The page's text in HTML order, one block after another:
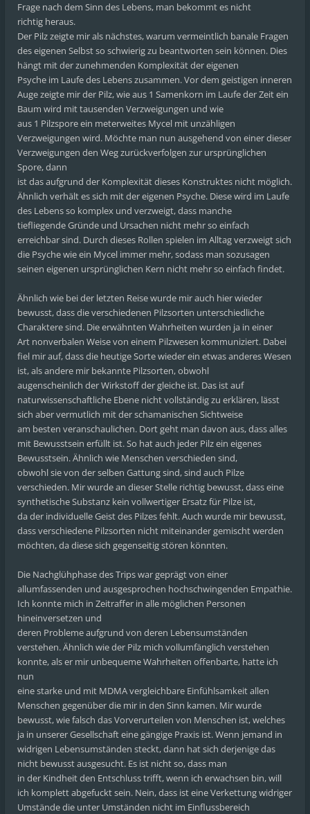
Frage nach dem Sinn des Lebens, man bekommt es nicht
richtig heraus.
Der Pilz zeigte mir als nächstes, warum vermeintlich banale Fragen
des eigenen Selbst so schwierig zu beantworten sein können. Dies
hängt mit der zunehmenden Komplexität der eigenen
Psyche im Laufe des Lebens zusammen. Vor dem geistigen inneren
Auge zeigte mir der Pilz, wie aus 1 Samenkorn im Laufe der Zeit ein
Baum wird mit tausenden Verzweigungen und wie
aus 1 Pilzspore ein meterweites Mycel mit unzähligen
Verzweigungen wird. Möchte man nun ausgehend von einer dieser
Verzweigungen den Weg zurückverfolgen zur ursprünglichen
Spore, dann
ist das aufgrund der Komplexität dieses Konstruktes nicht möglich.
Ähnlich verhält es sich mit der eigenen Psyche. Diese wird im Laufe
des Lebens so komplex und verzweigt, dass manche
tiefliegende Gründe und Ursachen nicht mehr so einfach
erreichbar sind. Durch dieses Rollen spielen im Alltag verzweigt sich
die Psyche wie ein Mycel immer mehr, sodass man sozusagen
seinen eigenen ursprünglichen Kern nicht mehr so einfach findet.
Ähnlich wie bei der letzten Reise wurde mir auch hier wieder
bewusst, dass die verschiedenen Pilzsorten unterschiedliche
Charaktere sind. Die erwähnten Wahrheiten wurden ja in einer
Art nonverbalen Weise von einem Pilzwesen kommuniziert. Dabei
fiel mir auf, dass die heutige Sorte wieder ein etwas anderes Wesen
ist, als andere mir bekannte Pilzsorten, obwohl
augenscheinlich der Wirkstoff der gleiche ist. Das ist auf
naturwissenschaftliche Ebene nicht vollständig zu erklären, lässt
sich aber vermutlich mit der schamanischen Sichtweise
am besten veranschaulichen. Dort geht man davon aus, dass alles
mit Bewusstsein erfüllt ist. So hat auch jeder Pilz ein eigenes
Bewusstsein. Ähnlich wie Menschen verschieden sind,
obwohl sie von der selben Gattung sind, sind auch Pilze
verschieden. Mir wurde an dieser Stelle richtig bewusst, dass eine
synthetische Substanz kein vollwertiger Ersatz für Pilze ist,
da der individuelle Geist des Pilzes fehlt. Auch wurde mir bewusst,
dass verschiedene Pilzsorten nicht miteinander gemischt werden
möchten, da diese sich gegenseitig stören könnten.
Die Nachglühphase des Trips war geprägt von einer
allumfassenden und ausgesprochen hochschwingenden Empathie.
Ich konnte mich in Zeitraffer in alle möglichen Personen
hineinversetzen und
deren Probleme aufgrund von deren Lebensumständen
verstehen. Ähnlich wie der Pilz mich vollumfänglich verstehen
konnte, als er mir unbequeme Wahrheiten offenbarte, hatte ich
nun
eine starke und mit MDMA vergleichbare Einfühlsamkeit allen
Menschen gegenüber die mir in den Sinn kamen. Mir wurde
bewusst, wie falsch das Vorverurteilen von Menschen ist, welches
ja in unserer Gesellschaft eine gängige Praxis ist. Wenn jemand in
widrigen Lebensumständen steckt, dann hat sich derjenige das
nicht bewusst ausgesucht. Es ist nicht so, dass man
in der Kindheit den Entschluss trifft, wenn ich erwachsen bin, will
ich komplett abgefuckt sein. Nein, dass ist eine Verkettung widriger
Umstände die unter Umständen nicht im Einflussbereich